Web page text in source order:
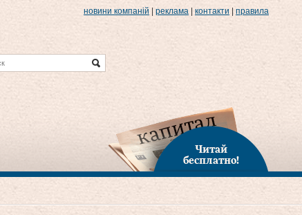
новини компаній реклама контакти правила
Читай
бесплатно!